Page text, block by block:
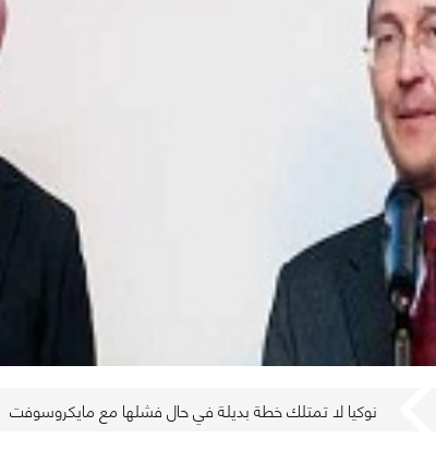
نوكيا لا تمتلك خطة بديلة في حال فشلها مع مايكروسوفت